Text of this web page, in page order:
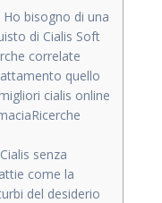
bisogno di una
di Cialis Soft
correlate
quello
cialis online
senza
come la
del desiderio